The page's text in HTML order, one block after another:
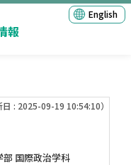
報
English
日 : 2025-09-19 10:54:10）
国際政治学科